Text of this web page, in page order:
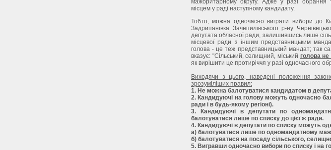
місцем у раді наступному кандидату.
Тобто, можна одночасно виграти вибори до
Задрипанівка Зачепилівського р-ну
депутата обласної ради, залишившись лише
місцевої ради з іншим представницьким
голова - це теж представницький мандат; так
вказує: "Сільський, селищний, міський голова
як вирішити це протиріччя у разі одночасного
Виходячи з цього, наведені положення
зрозуміліших правил:
1. Не можна балотуватися кандидатом в
2. Кандидуючі на голову можуть одночасно
ради і в будь-якому регіоні).
3. Кандидуючі в депутати по
балотуватися лише по списку до цієї ж ради.
4. Кандидуючі в депутати по списку можуть
а) балотуватися лише по одномандатному
б) балотуватися на посаду сільського,
5. Вигравши одночасно вибори по списку і на